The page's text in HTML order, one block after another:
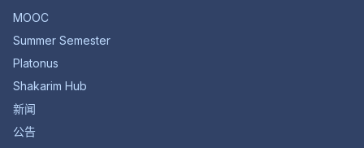
MOOC
Summer Semester
Platonus
Shakarim Hub
新闻
公告